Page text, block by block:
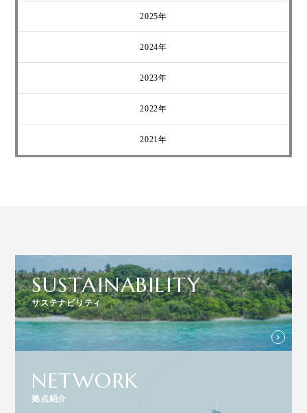
2025年
2024年
2023年
2022年
2021年
SUSTAINABILITY
サステナビリティ
NETWORK
拠点紹介